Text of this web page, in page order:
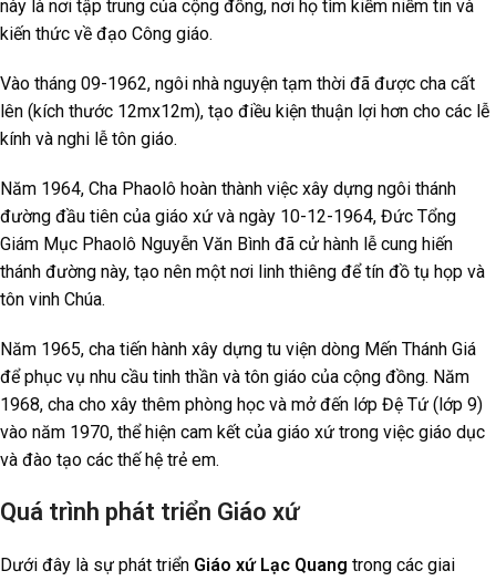
này là nơi tập trung của cộng đồng, nơi họ tìm kiếm niềm tin và
kiến thức về đạo Công giáo.
Vào tháng 09-1962, ngôi nhà nguyện tạm thời đã được cha cất
lên (kích thước 12mx12m), tạo điều kiện thuận lợi hơn cho các lễ
kính và nghi lễ tôn giáo.
Năm 1964, Cha Phaolô hoàn thành việc xây dựng ngôi thánh
đường đầu tiên của giáo xứ và ngày 10-12-1964, Đức Tổng
Giám Mục Phaolô Nguyễn Văn Bình đã cử hành lễ cung hiến
thánh đường này, tạo nên một nơi linh thiêng để tín đồ tụ họp và
tôn vinh Chúa.
Năm 1965, cha tiến hành xây dựng tu viện dòng Mến Thánh Giá
để phục vụ nhu cầu tinh thần và tôn giáo của cộng đồng. Năm
1968, cha cho xây thêm phòng học và mở đến lớp Đệ Tứ (lớp 9)
vào năm 1970, thể hiện cam kết của giáo xứ trong việc giáo dục
và đào tạo các thế hệ trẻ em.
Quá trình phát triển Giáo xứ
Dưới đây là sự phát triển Giáo xứ Lạc Quang trong các giai